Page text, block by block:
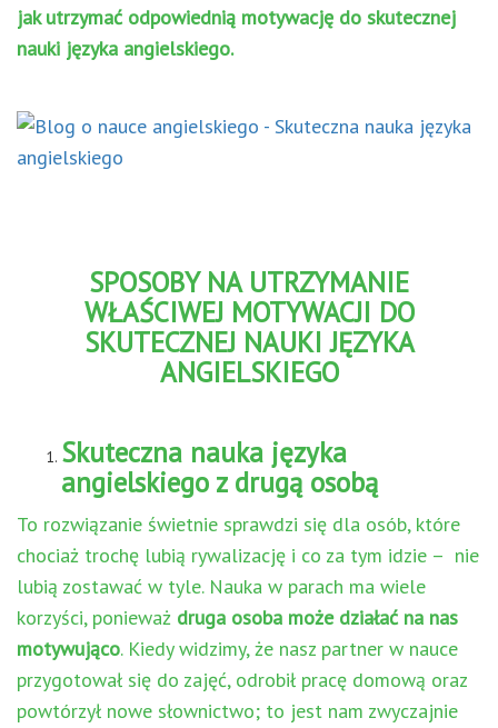
jak utrzymać odpowiednią motywację do skutecznej
nauki języka angielskiego.
SPOSOBY NA UTRZYMANIE
WŁAŚCIWEJ MOTYWACJI DO
SKUTECZNEJ NAUKI JĘZYKA
ANGIELSKIEGO
Skuteczna nauka języka
angielskiego z drugą osobą
To rozwiązanie świetnie sprawdzi się dla osób, które
chociaż trochę lubią rywalizację i co za tym idzie – nie
lubią zostawać w tyle. Nauka w parach ma wiele
korzyści, ponieważ druga osoba może działać na nas
motywująco. Kiedy widzimy, że nasz partner w nauce
przygotował się do zajęć, odrobił pracę domową oraz
powtórzył nowe słownictwo; to jest nam zwyczajnie